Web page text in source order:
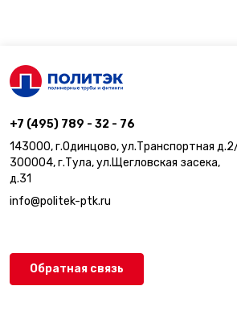
+7 (495) 789 - 32 - 76
143000, г.Одинцово, ул.Транспортная
300004, г.Тула, ул.Щегловская засека,
д.31
info@politek-ptk.ru
Обратная связь